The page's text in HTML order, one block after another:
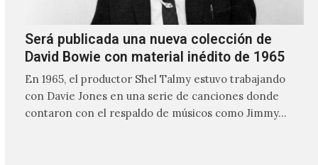
Será publicada una nueva colección de
David Bowie con material inédito de 1965
En 1965, el productor Shel Talmy estuvo trabajando
con Davie Jones en una serie de canciones donde
contaron con el respaldo de músicos como Jimmy…